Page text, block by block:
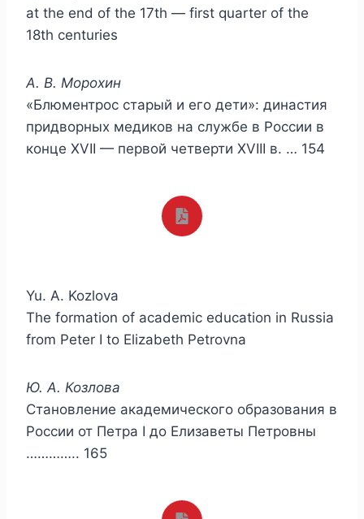
at the end of the 17th — first quarter of the
18th centuries
А. В. Морохин
«Блюментрос старый и его дети»: династия
придворных медиков на службе в России в
конце XVII — первой четверти XVIII в. … 154
Yu. A. Kozlova
The formation of academic education in Russia
from Peter I to Elizabeth Petrovna
Ю. А. Козлова
Становление академического образования в
России от Петра I до Елизаветы Петровны
………….. 165